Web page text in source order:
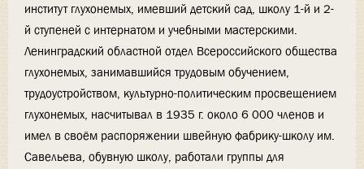
институт глухонемых, имевший детский сад, школу 1-й и 2-
й ступеней с интернатом и учебными мастерскими.
Ленинградский областной отдел Всероссийского общества
глухонемых, занимавшийся трудовым обучением,
трудоустройством, культурно-политическим просвещением
глухонемых, насчитывал в 1935 г. около 6 000 членов и
имел в своём распоряжении швейную фабрику-школу им.
Савельева, обувную школу, работали группы для